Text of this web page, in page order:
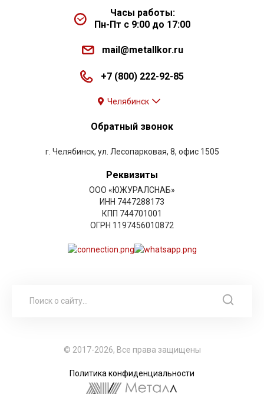
Часы работы:
Пн-Пт с 9:00 до 17:00
mail@metallkor.ru
+7 (800) 222-92-85
Челябинск
Обратный звонок
г. Челябинск, ул. Лесопарковая, 8, офис 1505
Реквизиты
ООО «ЮЖУРАЛСНАБ»
ИНН 7447288173
КПП 744701001
ОГРН 1197456010872
© 2017-2026, Все права защищены
Политика конфиденциальности